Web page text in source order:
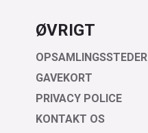
ØVRIGT
OPSAMLINGSSTEDER
GAVEKORT
PRIVACY POLICE
KONTAKT OS